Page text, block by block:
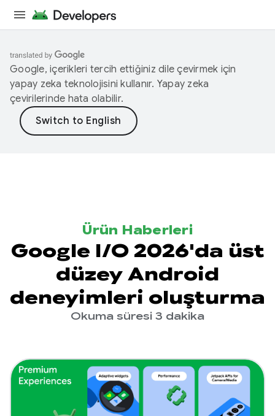
Google, içerikleri tercih ettiğiniz dile çevirmek için
yapay zeka teknolojisini kullanır. Yapay zeka
çevirilerinde hata olabilir.
Ürün Haberleri
Google I/O 2026'da üst
düzey Android
deneyimleri oluşturma
Okuma süresi 3 dakika